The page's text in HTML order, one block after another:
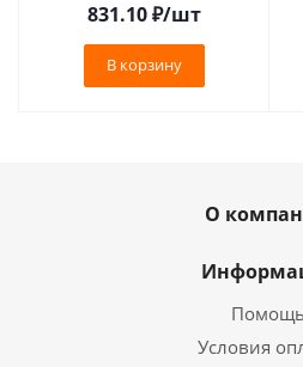
831.10₽/шт
В корзину
О
Помощь
Условия